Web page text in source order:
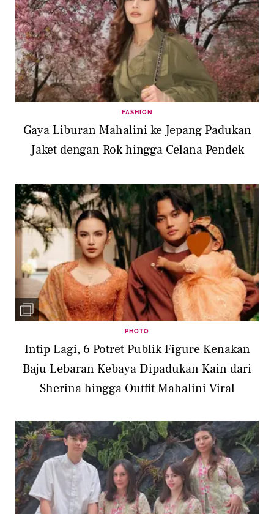
FASHION
Gaya Liburan Mahalini ke Jepang Padukan
Jaket dengan Rok hingga Celana Pendek
PHOTO
Intip Lagi, 6 Potret Publik Figure Kenakan
Baju Lebaran Kebaya Dipadukan Kain dari
Sherina hingga Outfit Mahalini Viral